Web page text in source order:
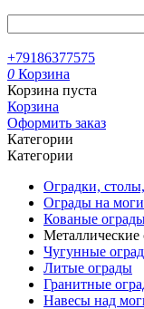
+79186377575
0 Корзина
Корзина пуста
Корзина
Оформить заказ
Категории
Категории
Оградки,
Ограды на
Кованые
Металлические
Чугунные
Литые ограды
Гранитные
Навесы над